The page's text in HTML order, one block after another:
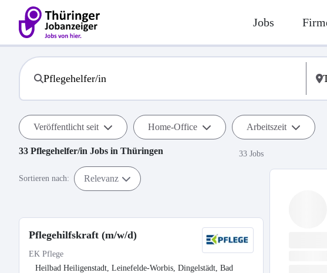
Jobs
Veröffentlicht seit Home-Office Arbeitszeit
33 Pflegehelfer/in Jobs in Thüringen 33 Jobs
Sortieren nach: Relevanz
Pflegehilfskraft (m/w/d)
EK Pflege
Heilbad Heiligenstadt, Leinefelde-Worbis, Dingelstädt, Bad